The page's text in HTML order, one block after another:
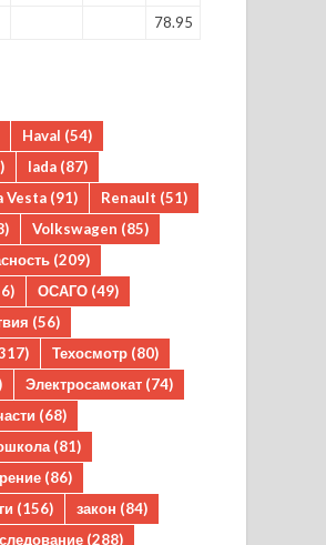
78.95
Haval (54)
lada (87)
Vesta (91) Renault (51)
Volkswagen (85)
(209)
ОСАГО (49)
(56)
Техосмотр (80)
Электросамокат (74)
(68)
(81)
(86)
(156) закон (84)
(288)